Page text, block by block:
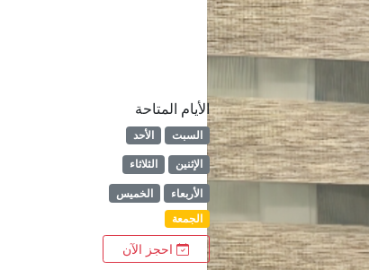
الأيام المتاحة
السبت
الأحد
الإثنين
الثلاثاء
الأربعاء
الخميس
الجمعة
احجز الآن